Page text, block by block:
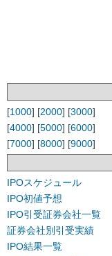
[1000] [2000] [3000]
[4000] [5000] [6000]
[7000] [8000] [9000]
IPOスケジュール
IPO初値予想
IPO引受証券会社一覧
証券会社別引受実績
IPO結果一覧